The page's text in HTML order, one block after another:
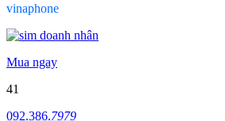
vinaphone
Mua ngay
41
092.386.7979